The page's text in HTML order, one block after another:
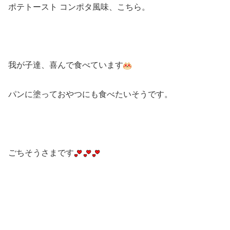
ポテトースト コンポタ風味、こちら。
我が子達、喜んで食べています
パンに塗っておやつにも食べたいそうです。
ごちそうさまです